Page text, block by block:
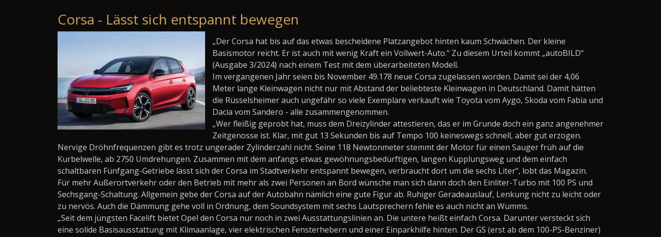
Corsa - Lässt sich entspannt bewegen
„Der Corsa hat bis auf das etwas bescheidene Platzangebot hinten kaum Schwächen. Der kleine
Basismotor reicht. Er ist auch mit wenig Kraft ein Vollwert-Auto.“ Zu diesem Urteil kommt „autoBILD“
(Ausgabe 3/2024) nach einem Test mit dem überarbeiteten Modell.
Im vergangenen Jahr seien bis November 49.178 neue Corsa zugelassen worden. Damit sei der 4,06
Meter lange Kleinwagen nicht nur mit Abstand der beliebteste Kleinwagen in Deutschland. Damit hätten
die Rüsselsheimer auch ungefähr so viele Exemplare verkauft wie Toyota vom Aygo, Skoda vom Fabia und
Dacia vom Sandero - alle zusammengenommen.
„Wer fleißig geprobt hat, muss dem Dreizylinder attestieren, das er im Grunde doch ein ganz angenehmer
Zeitgenosse ist. Klar, mit gut 13 Sekunden bis auf Tempo 100 keineswegs schnell, aber gut erzogen.
Nervige Dröhnfrequenzen gibt es trotz ungerader Zylinderzahl nicht. Seine 118 Newtonmeter stemmt der Motor für einen Sauger früh auf die
Kurbelwelle, ab 2750 Umdrehungen. Zusammen mit dem anfangs etwas gewöhnungsbedürftigen, langen Kupplungsweg und dem einfach
schaltbaren Fünfgang-Getriebe lässt sich der Corsa im Stadtverkehr entspannt bewegen, verbraucht dort um die sechs Liter“, lobt das Magazin.
Für mehr Außerortverkehr oder den Betrieb mit mehr als zwei Personen an Bord wünsche man sich dann doch den Einliter-Turbo mit 100 PS und
Sechsgang-Schaltung. Allgemein gebe der Corsa auf der Autobahn nämlich eine gute Figur ab. Ruhiger Geradeauslauf, Lenkung nicht zu leicht oder
zu nervös. Auch die Dämmung gehe voll in Ordnung, dem Soundsystem mit sechs Lautsprechern fehle es auch nicht an Wumms.
„Seit dem jüngsten Facelift bietet Opel den Corsa nur noch in zwei Ausstattungslinien an. Die untere heißt einfach Corsa. Darunter versteckt sich
eine solide Basisausstattung mit Klimaanlage, vier elektrischen Fensterhebern und einer Einparkhilfe hinten. Der GS (erst ab dem 100-PS-Benziner)